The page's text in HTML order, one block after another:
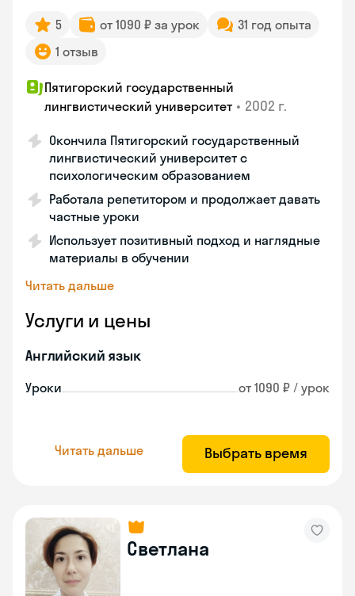
5 от 1090 ₽ за урок
31 год опыта
1 отзыв
Пятигорский государственный
лингвистический университет • 2002 г.
Окончила Пятигорский государственный
лингвистический университет с
психологическим образованием
Работала репетитором и продолжает давать
частные уроки
Использует позитивный подход и наглядные
материалы в обучении
Читать дальше
Услуги и цены
Английский язык
Уроки от 1090 ₽ / урок
Читать дальше Выбрать время
Светлана